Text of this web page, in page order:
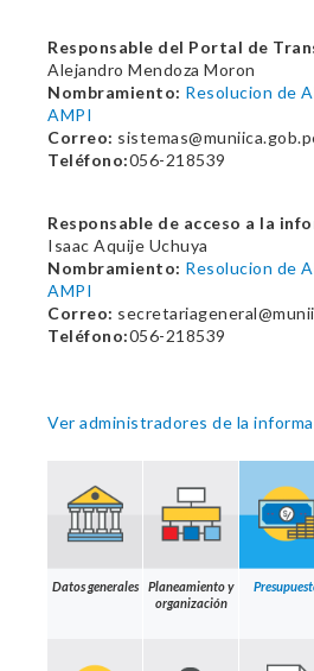
Responsable del Portal de
Alejandro Mendoza Moron
Nombramiento: Resolucion de
AMPI
Correo:
Teléfono:056-218539
Responsable de acceso a la
Isaac Aquije Uchuya
Nombramiento: Resolucion de
AMPI
Correo:
Teléfono:056-218539
Ver administradores de la
Datos generales
Planeamiento y
organización